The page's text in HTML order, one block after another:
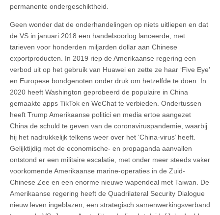
permanente ondergeschiktheid.
Geen wonder dat de onderhandelingen op niets uitliepen en dat
de VS in januari 2018 een handelsoorlog lanceerde, met
tarieven voor honderden miljarden dollar aan Chinese
exportproducten. In 2019 riep de Amerikaanse regering een
verbod uit op het gebruik van Huawei en zette ze haar ‘Five Eye’
en Europese bondgenoten onder druk om hetzelfde te doen. In
2020 heeft Washington geprobeerd de populaire in China
gemaakte apps TikTok en WeChat te verbieden. Ondertussen
heeft Trump Amerikaanse politici en media ertoe aangezet
China de schuld te geven van de coronaviruspandemie, waarbij
hij het nadrukkelijk telkens weer over het ‘China-virus’ heeft.
Gelijktijdig met de economische- en propaganda aanvallen
ontstond er een militaire escalatie, met onder meer steeds vaker
voorkomende Amerikaanse marine-operaties in de Zuid-
Chinese Zee en een enorme nieuwe wapendeal met Taiwan. De
Amerikaanse regering heeft de Quadrilateral Security Dialogue
nieuw leven ingeblazen, een strategisch samenwerkingsverband